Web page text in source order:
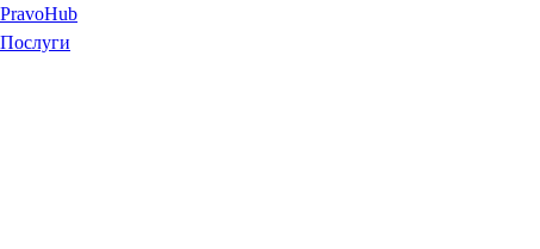
PravoHub
Послуги